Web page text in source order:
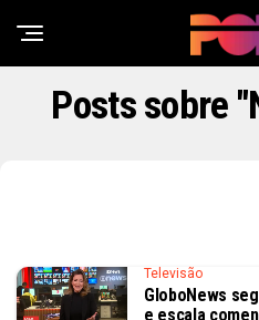
Posts sobre
Televisão
GloboNews
e escala